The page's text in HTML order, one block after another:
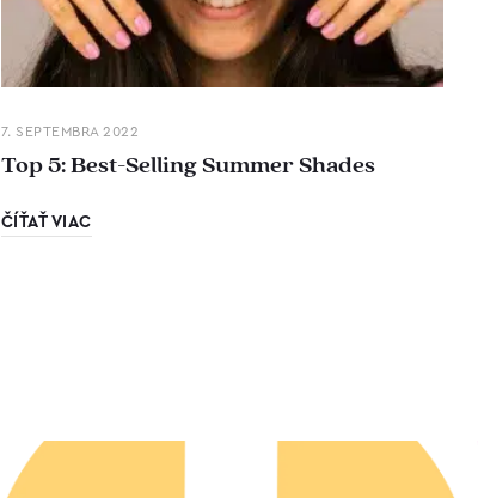
7. SEPTEMBRA 2022
Top 5: Best-Selling Summer Shades
ČÍŤAŤ VIAC